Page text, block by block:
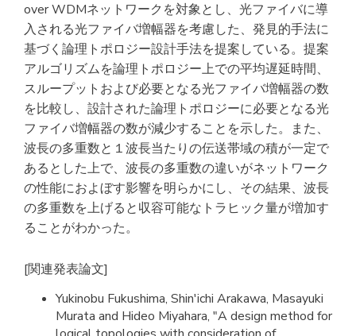
over WDMネットワークを対象とし、光ファイバに導
入される光ファイバ増幅器を考慮した、発見的手法に
基づく論理トポロジー設計手法を提案している。提案
アルゴリズムを論理トポロジー上での平均遅延時間、
スループットおよび必要となる光ファイバ増幅器の数
を比較し、設計された論理トポロジーに必要となる光
ファイバ増幅器の数が減少することを示した。また、
波長の多重数と１波長当たりの伝送帯域の積が一定で
あるとした上で、波長の多重数の違いがネットワーク
の性能におよぼす影響を明らかにし、その結果、波長
の多重数を上げると収容可能なトラヒック量が増加す
ることがわかった。
[関連発表論文]
Yukinobu Fukushima, Shin'ichi Arakawa, Masayuki
Murata and Hideo Miyahara, "A design method for